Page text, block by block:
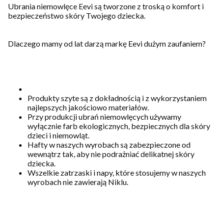
Ubrania niemowlęce Eevi są tworzone z troską o komfort i
bezpieczeństwo skóry Twojego dziecka.
Dlaczego mamy od lat darzą markę Eevi dużym zaufaniem?
Produkty szyte są z dokładnością i z wykorzystaniem
najlepszych jakościowo materiałów.
Przy produkcji ubrań niemowlęcych używamy
wyłącznie farb ekologicznych, bezpiecznych dla skóry
dzieci i niemowląt.
Hafty w naszych wyrobach są zabezpieczone od
wewnątrz tak, aby nie podrażniać delikatnej skóry
dziecka.
Wszelkie zatrzaski i napy, które stosujemy w naszych
wyrobach nie zawierają Niklu.